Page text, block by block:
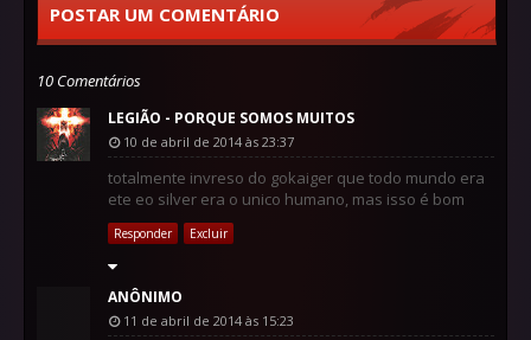
POSTAR UM COMENTÁRIO
10 Comentários
LEGIÃO - PORQUE SOMOS MUITOS
10 de abril de 2014 às 23:37
totalmente invreso do gokaiger que todo mundo era
ete eo silver era o unico humano, mas isso é bom
Responder Excluir
ANÔNIMO
11 de abril de 2014 às 15:23